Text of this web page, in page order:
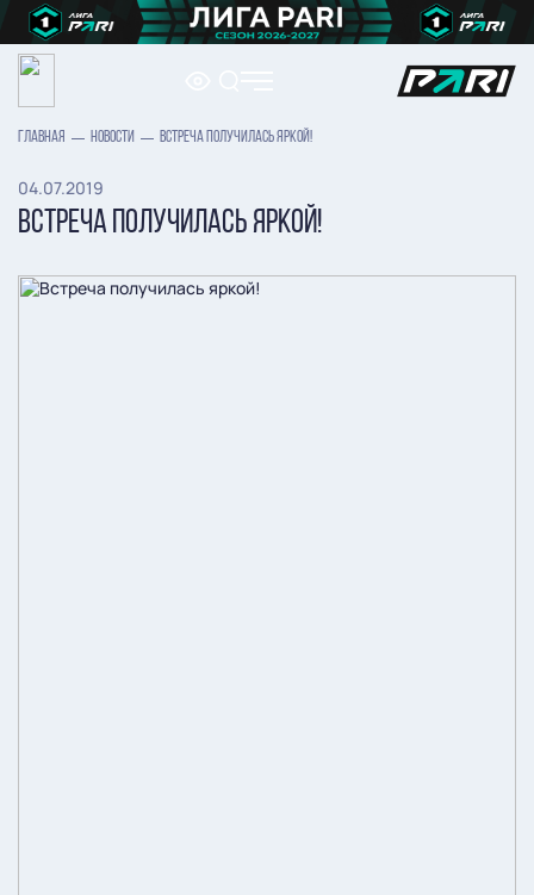
ГЛАВНАЯ НОВОСТИ ВСТРЕЧА ПОЛУЧИЛАСЬ ЯРКОЙ!
04.07.2019
ВСТРЕЧА ПОЛУЧИЛАСЬ ЯРКОЙ!